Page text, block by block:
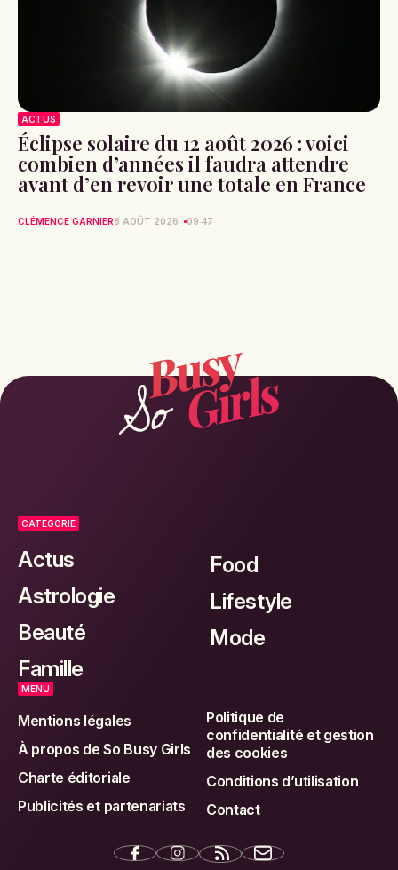
ACTUS
Éclipse solaire du 12 août 2026 : voici
combien d’années il faudra attendre
avant d’en revoir une totale en France
CLÉMENCE GARNIER8 AOÛT 2026 09:47
CATEGORIE
Actus
Astrologie
Beauté
Famille
Food
Lifestyle
Mode
MENU
Mentions légales
À propos de So Busy Girls
Charte éditoriale
Publicités et partenariats
Politique de
confidentialité et gestion
des cookies
Conditions d’utilisation
Contact